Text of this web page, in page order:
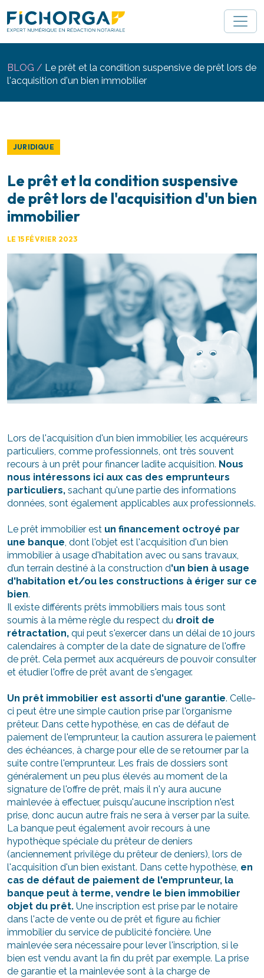
BLOG / Le prêt et la condition suspensive de prêt lors de
l'acquisition d'un bien immobilier
JURIDIQUE
Le prêt et la condition suspensive
de prêt lors de l'acquisition d'un bien
immobilier
LE 15 FÉVRIER 2023
Lors de l'acquisition d'un bien immobilier, les acquéreurs
particuliers, comme professionnels, ont très souvent
recours à un prêt pour financer ladite acquisition. Nous
nous intéressons ici aux cas des emprunteurs
particuliers, sachant qu'une partie des informations
données, sont également applicables aux professionnels.
Le prêt immobilier est un financement octroyé par
une banque, dont l'objet est l'acquisition d'un bien
immobilier à usage d'habitation avec ou sans travaux,
d’un terrain destiné à la construction d'un bien à usage
d'habitation et/ou les constructions à ériger sur ce
bien.
Il existe différents prêts immobiliers mais tous sont
soumis à la même règle du respect du droit de
rétractation, qui peut s'exercer dans un délai de 10 jours
calendaires à compter de la date de signature de l'offre
de prêt. Cela permet aux acquéreurs de pouvoir consulter
et étudier l'offre de prêt avant de s'engager.
Un prêt immobilier est assorti d'une garantie. Celle-
ci peut être une simple caution prise par l'organisme
prêteur. Dans cette hypothèse, en cas de défaut de
paiement de l'emprunteur, la caution assurera le paiement
des échéances, à charge pour elle de se retourner par la
suite contre l'emprunteur. Les frais de dossiers sont
généralement un peu plus élevés au moment de la
signature de l'offre de prêt, mais il n'y aura aucune
mainlevée à effectuer, puisqu'aucune inscription n'est
prise, donc aucun autre frais ne sera à verser par la suite.
La banque peut également avoir recours à une
hypothèque spéciale du prêteur de deniers
(anciennement privilège du prêteur de deniers), lors de
l'acquisition d'un bien existant. Dans cette hypothèse, en
cas de défaut de paiement de l'emprunteur, la
banque peut à terme, vendre le bien immobilier
objet du prêt. Une inscription est prise par le notaire
dans l'acte de vente ou de prêt et figure au fichier
immobilier du service de publicité foncière. Une
mainlevée sera nécessaire pour lever l'inscription, si le
bien est vendu avant la fin du prêt par exemple. La prise
de garantie et la mainlevée sont à la charge de